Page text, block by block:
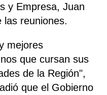
y Empresa, Juan
las reuniones.
mejores
que cursan sus
de la Región",
que el Gobierno